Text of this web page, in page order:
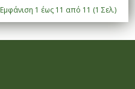
Εμφάνιση 1 έως 11 από 11 (1 Σελ.)